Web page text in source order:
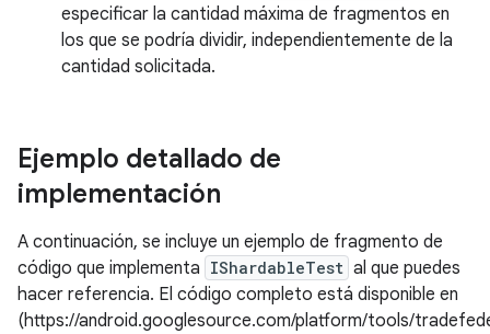
especificar la cantidad máxima de fragmentos en
los que se podría dividir, independientemente de la
cantidad solicitada.
Ejemplo detallado de
implementación
A continuación, se incluye un ejemplo de fragmento de
código que implementa IShardableTest al que puedes
hacer referencia. El código completo está disponible en
(https://android.googlesource.com/platform/tools/